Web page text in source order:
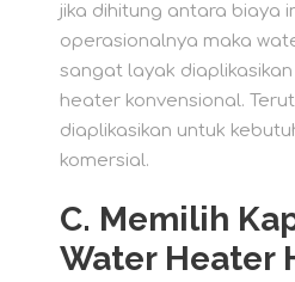
jika dihitung antara biaya
operasionalnya maka
sangat layak
heater konvensional.
diaplikasikan untuk
komersial.
C. Memilih
Water Heater